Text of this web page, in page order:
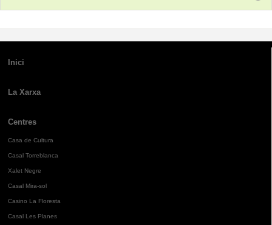
Inici
La Xarxa
Centres
Casa de Cultura
Casal Torreblanca
Xalet Negre
Casal Mira-sol
Casino La Floresta
Casal Les Planes